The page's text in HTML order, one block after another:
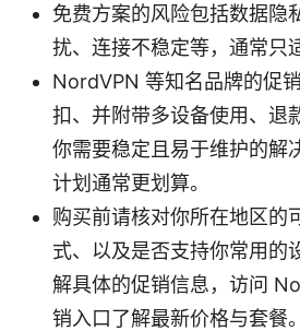
免费方案的风险包括数据隐
扰、连接不稳定等，通常只
NordVPN 等知名品牌的促
扣、并附带多设备使用、退
你需要稳定且易于维护的解
计划通常更划算。
购买前请核对你所在地区的
式、以及是否支持你常用的
解具体的促销信息，访问
销入口了解最新价格与套餐。